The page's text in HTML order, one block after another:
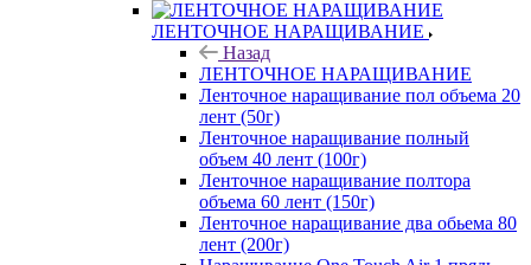
ЛЕНТОЧНОЕ НАРАЩИВАНИЕ
Назад
ЛЕНТОЧНОЕ НАРАЩИВАНИЕ
Ленточное наращивание пол объема 20
лент (50г)
Ленточное наращивание полный
объем 40 лент (100г)
Ленточное наращивание полтора
объема 60 лент (150г)
Ленточное наращивание два обьема 80
лент (200г)